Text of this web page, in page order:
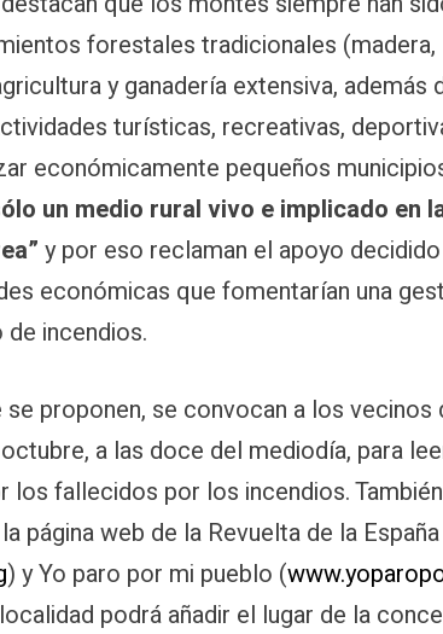
forestales tradicionales (madera,
y ganadería extensiva, además
turísticas, recreativas,
económicamente pequeños
un medio rural vivo e implicado en
y por eso reclaman el apoyo
económicas que fomentarían una
incendios.
proponen, se convocan a los
a las doce del mediodía, para
los fallecidos por los incendios.
página web de la Revuelta de la
) y Yo paro por mi pueblo (
podrá añadir el lugar de la